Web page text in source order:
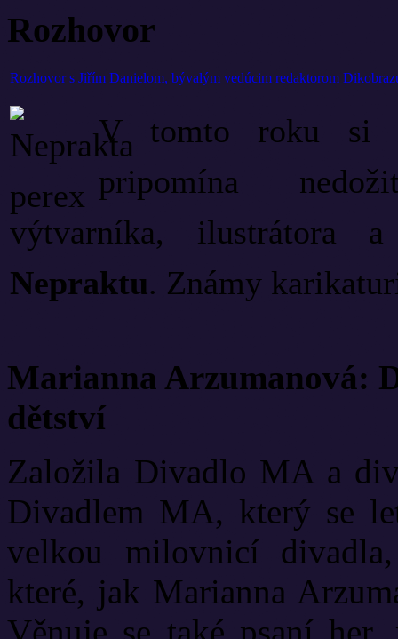
Rozhovor
Rozhovor s Jiřím Danielom, bývalým vedúcim redaktorom
V tomto roku si
pripomína
výtvarníka, ilustrátora
Nepraktu. Známy
Marianna Arzumanová:
dětství
Založila Divadlo MA a
Divadlem MA, který se
velkou milovnicí
které, jak Marianna
Věnuje se také psaní